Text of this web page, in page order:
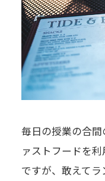
毎日の授業の合
ァストフードを
ですが、敢えて